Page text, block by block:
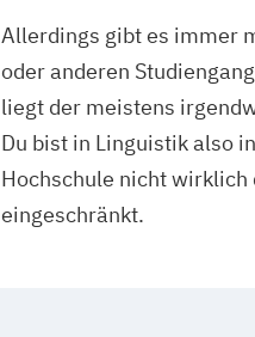
Allerdings gibt es immer
oder anderen
liegt der meistens
Du bist in Linguistik also
Hochschule nicht wirklich
eingeschränkt.